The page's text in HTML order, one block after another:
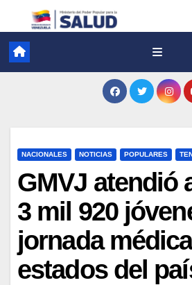
NACIONALES NOTICIAS POPULARES
GMVJ atendió
3 mil 920
jornada
estados del